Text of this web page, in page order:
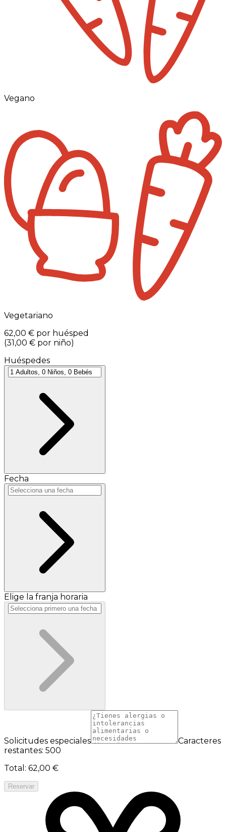
Vegano
Vegetariano
62,00 € por huésped
(31,00 € por niño)
Huéspedes
Fecha
Elige la franja horaria
Solicitudes especiales
Caracteres
restantes: 500
Total : 62,00 €
Reservar